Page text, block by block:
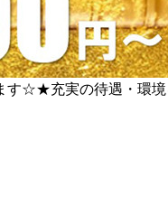
す☆★充実の待遇・環